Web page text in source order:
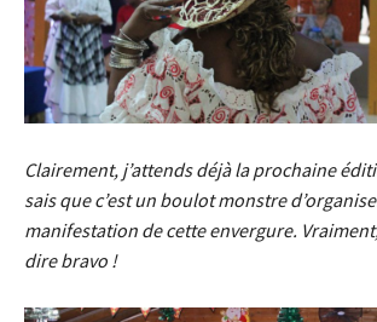
Clairement, j’attends déjà la prochaine
sais que c’est un boulot monstre
manifestation de cette envergure.
dire bravo !